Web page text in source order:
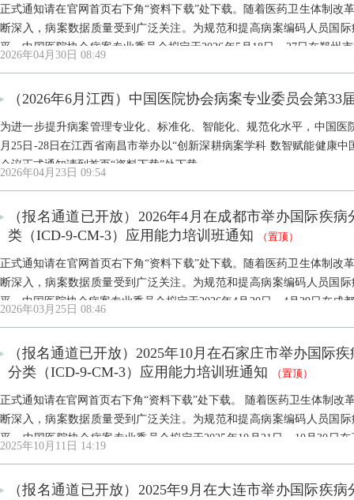
正式通知请在官网首页右下角“资料下载”处下载。随着医药卫生体制改
断深入，病案数据质量受到广泛关注。为规范和提高病案编码人员国
平，中国医院协会病案专业委员会拟定于2026年5月18日—27日在郑州
2026年04月30日 08:49
（2026年6月江西）中国医院协会病案专业委员会第33
为进一步提升病案管理专业化、标准化、智能化、规范化水平，中国医
月25日-28日在江西省南昌市举办以“创新深耕病案学科 数智赋能健康
会议正式通知请到首页“资料下载”处下载。
2026年04月23日 09:54
（报名通道已开放）2026年4月在成都市举办国际疾
类（ICD-9-CM-3）应用能力培训班通知
（置顶）
正式通知请在官网首页右下角“资料下载”处下载。随着医药卫生体制改
断深入，病案数据质量受到广泛关注。为规范和提高病案编码人员国
平，中国医院协会病案专业委员会拟定于2026年4月20日—4月29日在成
2026年03月25日 08:46
（报名通道已开放）2025年10月在石家庄市举办国际
分类（ICD-9-CM-3）应用能力培训班通知
（置顶）
正式通知请在官网首页右下角“资料下载”处下载。 随着医药卫生体制改
断深入，病案数据质量受到广泛关注。为规范和提高病案编码人员国
平，中国医院协会病案专业委员会拟定于2025年10月21日—10月30日
2025年10月11日 14:19
（报名通道已开放）2025年9月在大连市举办国际疾